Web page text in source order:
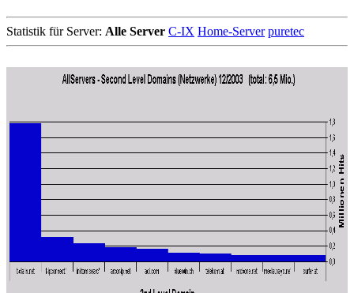
Statistik für Server: Alle Server C-IX Home-Server puretec